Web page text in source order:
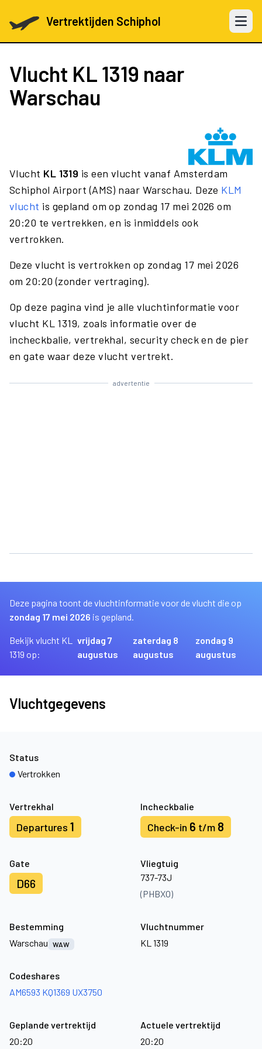
Vertrektijden Schiphol Open
Vlucht KL 1319 naar
Warschau
Vlucht KL 1319 is een vlucht vanaf Amsterdam
Schiphol Airport (AMS) naar Warschau. Deze KLM
vlucht is gepland om op zondag 17 mei 2026 om
20:20 te vertrekken, en is inmiddels ook
vertrokken.
Deze vlucht is vertrokken op zondag 17 mei 2026
om 20:20 (zonder vertraging).
Op deze pagina vind je alle vluchtinformatie voor
vlucht KL 1319, zoals informatie over de
incheckbalie, vertrekhal, security check en de pier
en gate waar deze vlucht vertrekt.
advertentie
Deze pagina toont de vluchtinformatie voor de vlucht die op
zondag 17 mei 2026 is gepland.
Bekijk vlucht KL
1319 op:
vrijdag 7
augustus
zaterdag 8
augustus
zondag 9
augustus
Vluchtgegevens
Vertrekhal
Departures 1
Incheckbalie
Check-in 6 t/m 8
Gate
D66
Vliegtuig
737-73J
(PHBXO)
Status
Vertrokken
Bestemming
Warschau
WAW
Vluchtnummer
KL 1319
Codeshares
AM6593 KQ1369 UX3750
Geplande vertrektijd
20:20
Actuele vertrektijd
20:20